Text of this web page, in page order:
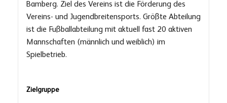
Bamberg. Ziel des Vereins ist die Förderung des
Vereins- und Jugendbreitensports. Größte Abteilung
ist die Fußballabteilung mit aktuell fast 20 aktiven
Mannschaften (männlich und weiblich) im
Spielbetrieb.
Zielgruppe